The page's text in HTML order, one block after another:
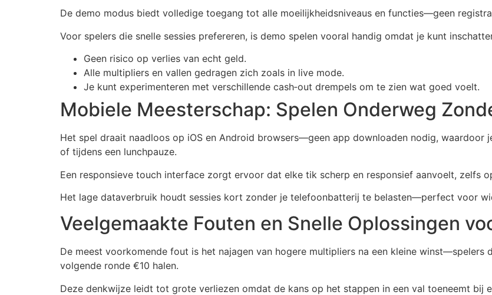
De demo modus biedt volledige toegang tot alle moeilijkheidsniveaus en functies—geen
Voor spelers die snelle sessies prefereren, is demo spelen vooral handig omdat je kunt
Geen risico op verlies van echt geld.
Alle multipliers en vallen gedragen zich zoals in live mode.
Je kunt experimenteren met verschillende cash‑out drempels om te zien wat goed voelt.
Mobiele Meesterschap: Spelen Onderweg
Het spel draait naadloos op iOS en Android browsers—geen app downloaden nodig,
of tijdens een lunchpauze.
Een responsieve touch interface zorgt ervoor dat elke tik scherp en responsief aanvoelt, zelfs
Het lage dataverbruik houdt sessies kort zonder je telefoonbatterij te belasten—perfect voor
Veelgemaakte Fouten en Snelle Oplossingen
De meest voorkomende fout is het najagen van hogere multipliers na een kleine winst—spelers
volgende ronde €10 halen.
Deze denkwijze leidt tot grote verliezen omdat de kans op het stappen in een val toeneemt bij